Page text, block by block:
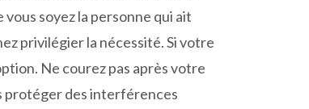
soyez la personne qui ait
privilégier la nécessité. Si votre
Ne courez pas après votre
protéger des interférences